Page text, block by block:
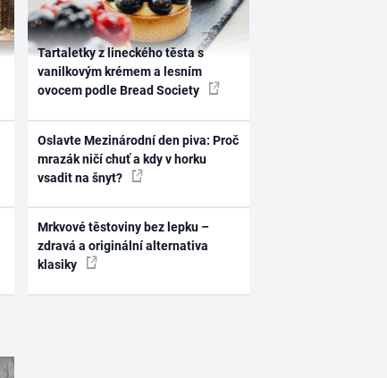
Tartaletky z lineckého těsta s
vanilkovým krémem a lesním
ovocem podle Bread Society
Oslavte Mezinárodní den piva: Proč
mrazák ničí chuť a kdy v horku
vsadit na šnyt?
Mrkvové těstoviny bez lepku –
zdravá a originální alternativa
klasiky